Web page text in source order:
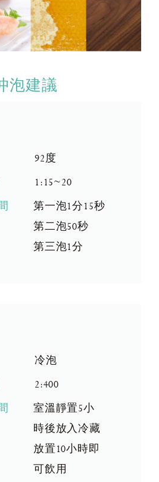
泡建議
92度
1:15~20
第一泡1分15秒
第二泡50秒
第三泡1分
冷泡
2:400
室溫靜置5小
時後放入冷藏
放置10小時即
可飲用